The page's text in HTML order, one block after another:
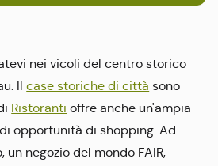
nei vicoli del centro storico
Ilcase storiche di città sono
Ristoranti offre anche un'ampia
opportunità di shopping. Ad
un negozio del mondo FAIR,